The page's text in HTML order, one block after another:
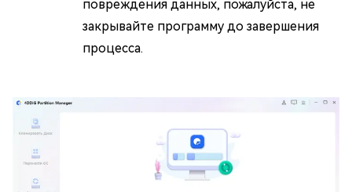
повреждения данных, пожалуйста, не
закрывайте программу до завершения
процесса.